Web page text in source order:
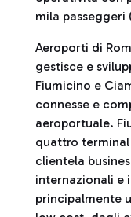
mila passeggeri
Aeroporti di
gestisce e
Fiumicino e
connesse e
aeroportuale.
quattro terminal
clientela
internazionali e
principalmente